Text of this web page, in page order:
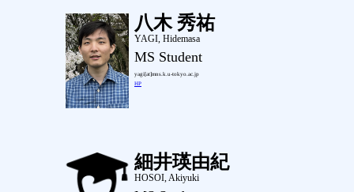
八木 秀祐
YAGI, Hidemasa
MS Student
yagi[at]mns.k.u-tokyo.ac.jp
HP
細井瑛由紀
HOSOI, Akiyuki